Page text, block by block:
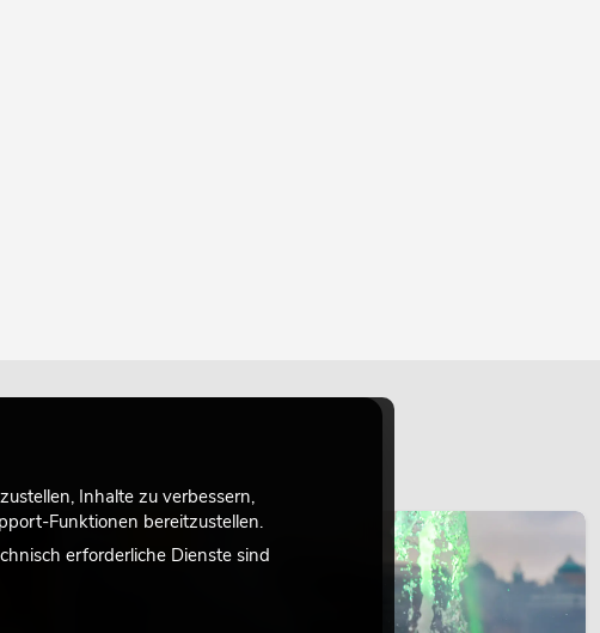
Inhalte zu verbessern,
Funktionen bereitzustellen.
erforderliche Dienste sind